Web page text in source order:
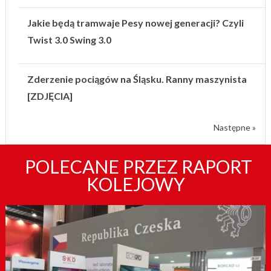
Jakie będą tramwaje Pesy nowej generacji? Czyli
Twist 3.0 Swing 3.0
Zderzenie pociągów na Śląsku. Ranny maszynista
[ZDJĘCIA]
Następne »
POLECANE PRZEZ RAPORT
KOLEJOWY